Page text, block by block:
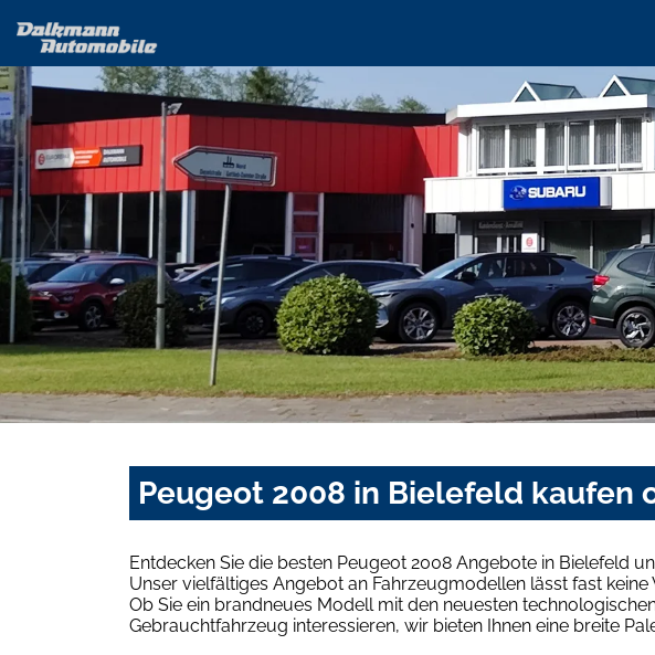
Peugeot 2008 in Bielefeld kaufen
Entdecken Sie die besten Peugeot 2008 Angebote in Bielefeld
Unser vielfältiges Angebot an Fahrzeugmodellen lässt fast keine
Ob Sie ein brandneues Modell mit den neuesten
Gebrauchtfahrzeug interessieren, wir bieten Ihnen eine breite